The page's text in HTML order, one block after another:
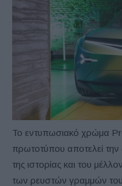
Το εντυπωσιακό χρώμα
πρωτοτύπου αποτελεί την
της ιστορίας και του
των ρευστών γραμμών